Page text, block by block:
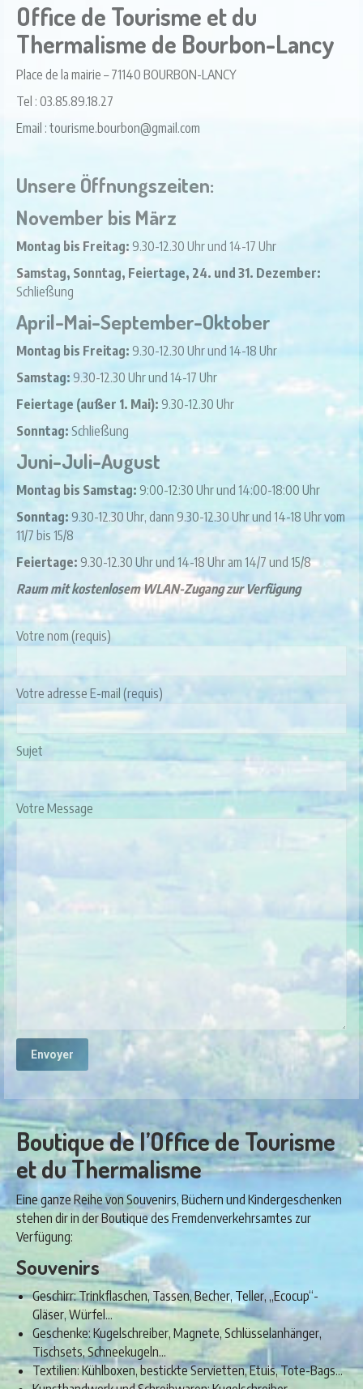
Office de Tourisme et du
Thermalisme de Bourbon-Lancy
Place de la mairie – 71140 BOURBON-LANCY
Tel : 03.85.89.18.27
Email : tourisme.bourbon@gmail.com
Unsere Öffnungszeiten:
November bis März
Montag bis Freitag: 9.30-12.30 Uhr und 14-17 Uhr
Samstag, Sonntag, Feiertage, 24. und 31. Dezember:
Schließung
April-Mai-September-Oktober
Montag bis Freitag: 9.30-12.30 Uhr und 14-18 Uhr
Samstag: 9.30-12.30 Uhr und 14-17 Uhr
Feiertage (außer 1. Mai): 9.30-12.30 Uhr
Sonntag: Schließung
Juni-Juli-August
Montag bis Samstag: 9:00-12:30 Uhr und 14:00-18:00 Uhr
Sonntag: 9.30-12.30 Uhr, dann 9.30-12.30 Uhr und 14-18 Uhr vom
11/7 bis 15/8
Feiertage: 9.30-12.30 Uhr und 14-18 Uhr am 14/7 und 15/8
Raum mit kostenlosem WLAN-Zugang zur Verfügung
Votre nom (requis)
Votre adresse E-mail (requis)
Sujet
Votre Message
Boutique de l’Office de Tourisme
et du Thermalisme
Eine ganze Reihe von Souvenirs, Büchern und Kindergeschenken
stehen dir in der Boutique des Fremdenverkehrsamtes zur
Verfügung:
Souvenirs
Geschirr: Trinkflaschen, Tassen, Becher, Teller, „Ecocup“-
Gläser, Würfel…
Geschenke: Kugelschreiber, Magnete, Schlüsselanhänger,
Tischsets, Schneekugeln…
Textilien: Kühlboxen, bestickte Servietten, Etuis, Tote-Bags…